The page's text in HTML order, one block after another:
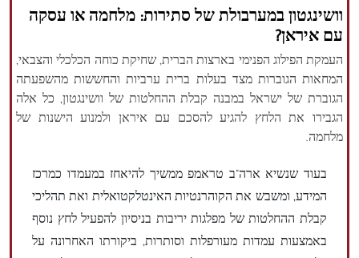
הזכויות שמורות נור ניוז
וושינגטון במערבולת של סתירות: מלחמה או עסקה
עם איראן?
העמקת הפילוג הפנימי בארצות הברית, שחיקת כוחה הכלכלי והצבאי,
המחאות הגוברות מצד בעלות ברית ערביות והחששות מהשפעתה
הגוברת של ישראל במבנה קבלת ההחלטות של וושינגטון, כל אלה
הגבירו את הלחץ להגיע להסכם עם איראן ולמנוע הישנות של
מלחמה.
בעוד שנשיא ארה"ב טראמפ ממשיך להיאחז במעמדו כמרכז
המידע, ומשבש את הקוהרנטיות האינטלקטואלית ואת תהליכי
קבלת ההחלטות של מפלגות יריבות בניסיון להפעיל לחץ נוסף
באמצעות עמדות מעורפלות וסותרות, ביקורתו האחרונה על